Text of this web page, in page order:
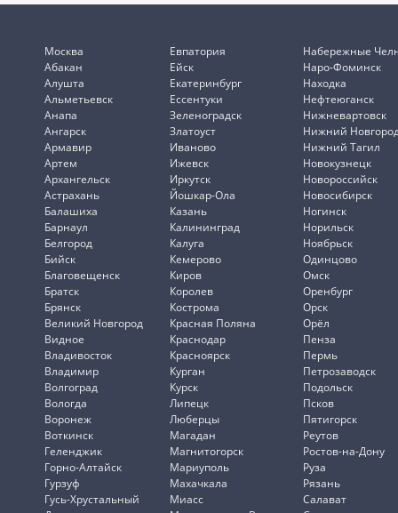
Москва
Абакан
Алушта
Альметьевск
Анапа
Ангарск
Армавир
Артем
Архангельск
Астрахань
Балашиха
Барнаул
Белгород
Бийск
Благовещенск
Братск
Брянск
Великий Новгород
Видное
Владивосток
Владимир
Волгоград
Вологда
Воронеж
Воткинск
Геленджик
Горно-Алтайск
Гурзуф
Гусь-Хрустальный
Евпатория
Ейск
Екатеринбург
Ессентуки
Зеленоградск
Златоуст
Иваново
Ижевск
Иркутск
Йошкар-Ола
Казань
Калининград
Калуга
Кемерово
Киров
Королев
Кострома
Красная Поляна
Краснодар
Красноярск
Курган
Курск
Липецк
Люберцы
Магадан
Магнитогорск
Мариуполь
Махачкала
Миасс
Набережные
Наро-Фоминск
Находка
Нефтеюганск
Нижневартовск
Нижний
Нижний Тагил
Новокузнецк
Новороссийск
Новосибирск
Ногинск
Норильск
Ноябрьск
Одинцово
Омск
Оренбург
Орск
Орёл
Пенза
Пермь
Петрозаводск
Подольск
Псков
Пятигорск
Реутов
Ростов-на-Дону
Руза
Рязань
Салават